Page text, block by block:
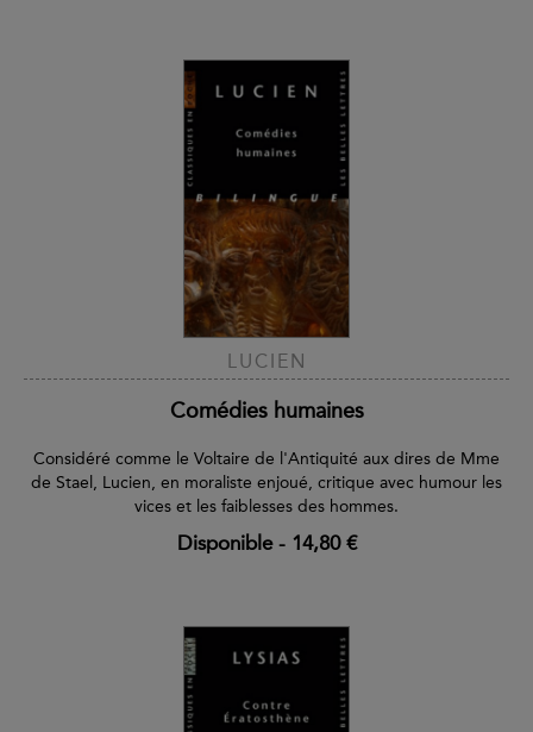
LUCIEN
Comédies humaines
Considéré comme le Voltaire de l'Antiquité aux dires de Mme
de Stael, Lucien, en moraliste enjoué, critique avec humour les
vices et les faiblesses des hommes.
Disponible- 14,80 €